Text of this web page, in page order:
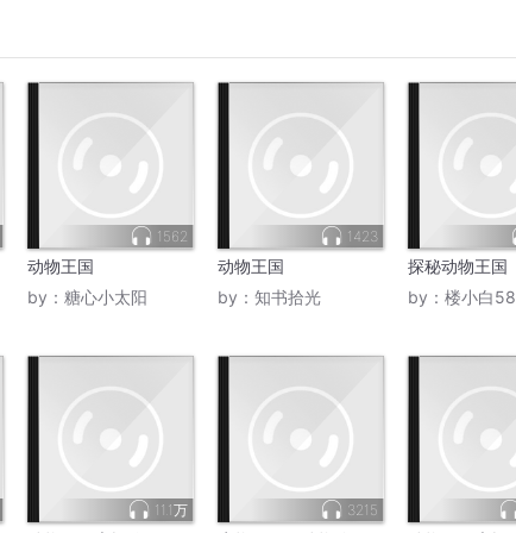
1562
动物王国
by： 糖心小太阳
1423
动物王国
by： 知书拾光
探秘动物王国
by： 楼小白58
11.1万 3215